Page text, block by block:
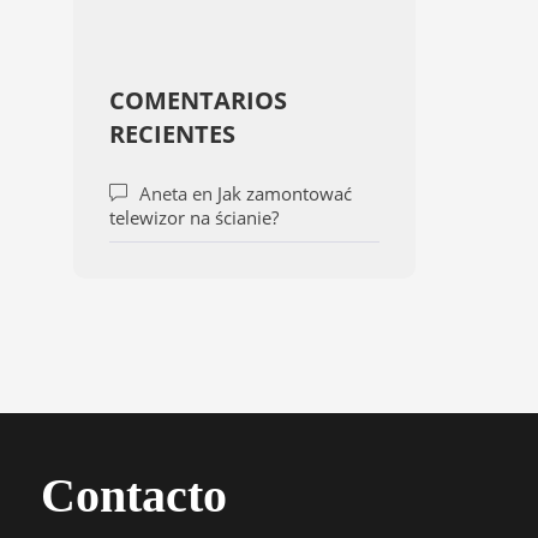
COMENTARIOS
RECIENTES
Aneta en Jak zamontować
telewizor na ścianie?
Contacto